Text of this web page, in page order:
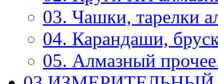
03. Чашки, тарелки
04. Карандаши,
05. Алмазный